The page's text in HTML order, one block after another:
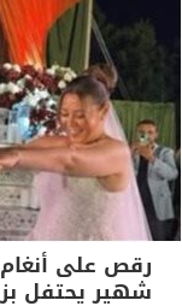
رقص على أنغام
شهير يحتفل